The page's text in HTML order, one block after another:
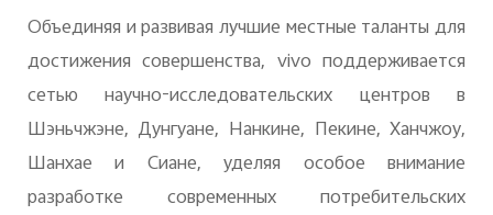
Объединяя и развивая лучшие местные таланты для
достижения совершенства, vivo поддерживается
сетью научно-исследовательских центров в
Шэньчжэне, Дунгуане, Нанкине, Пекине, Ханчжоу,
Шанхае и Сиане, уделяя особое внимание
разработке современных потребительских